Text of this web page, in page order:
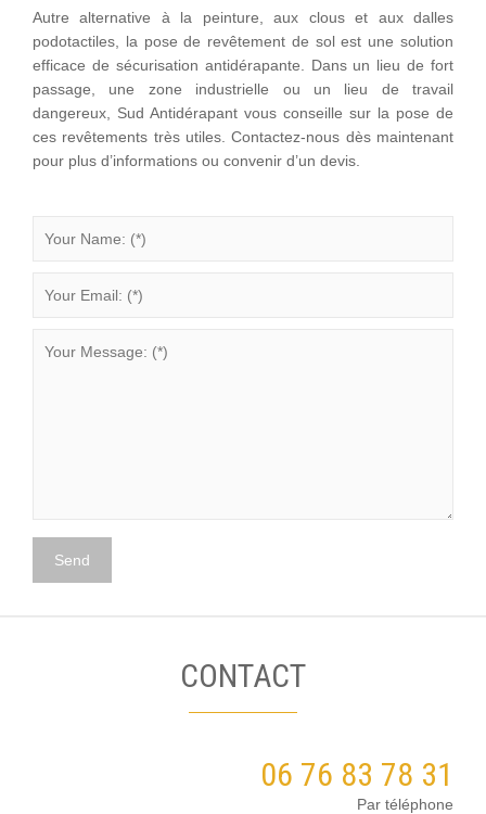
Autre alternative à la peinture, aux clous et aux dalles
podotactiles, la pose de revêtement de solest une solution
efficace de sécurisation antidérapante. Dans un lieu de fort
passage, une zone industrielle ou un lieu de travail
dangereux, Sud Antidérapant vous conseille sur la pose de
ces revêtements très utiles.Contactez-nous dès maintenant
pour plus d’informations ou convenir d’un devis.
CONTACT
06 76 83 78 31
Par téléphone